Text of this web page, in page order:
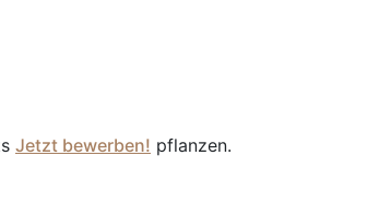
Jetzt bewerben! pflanzen.